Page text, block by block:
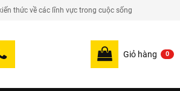
thức về các lĩnh vực trong cuộc sống
Giỏ hàng 0